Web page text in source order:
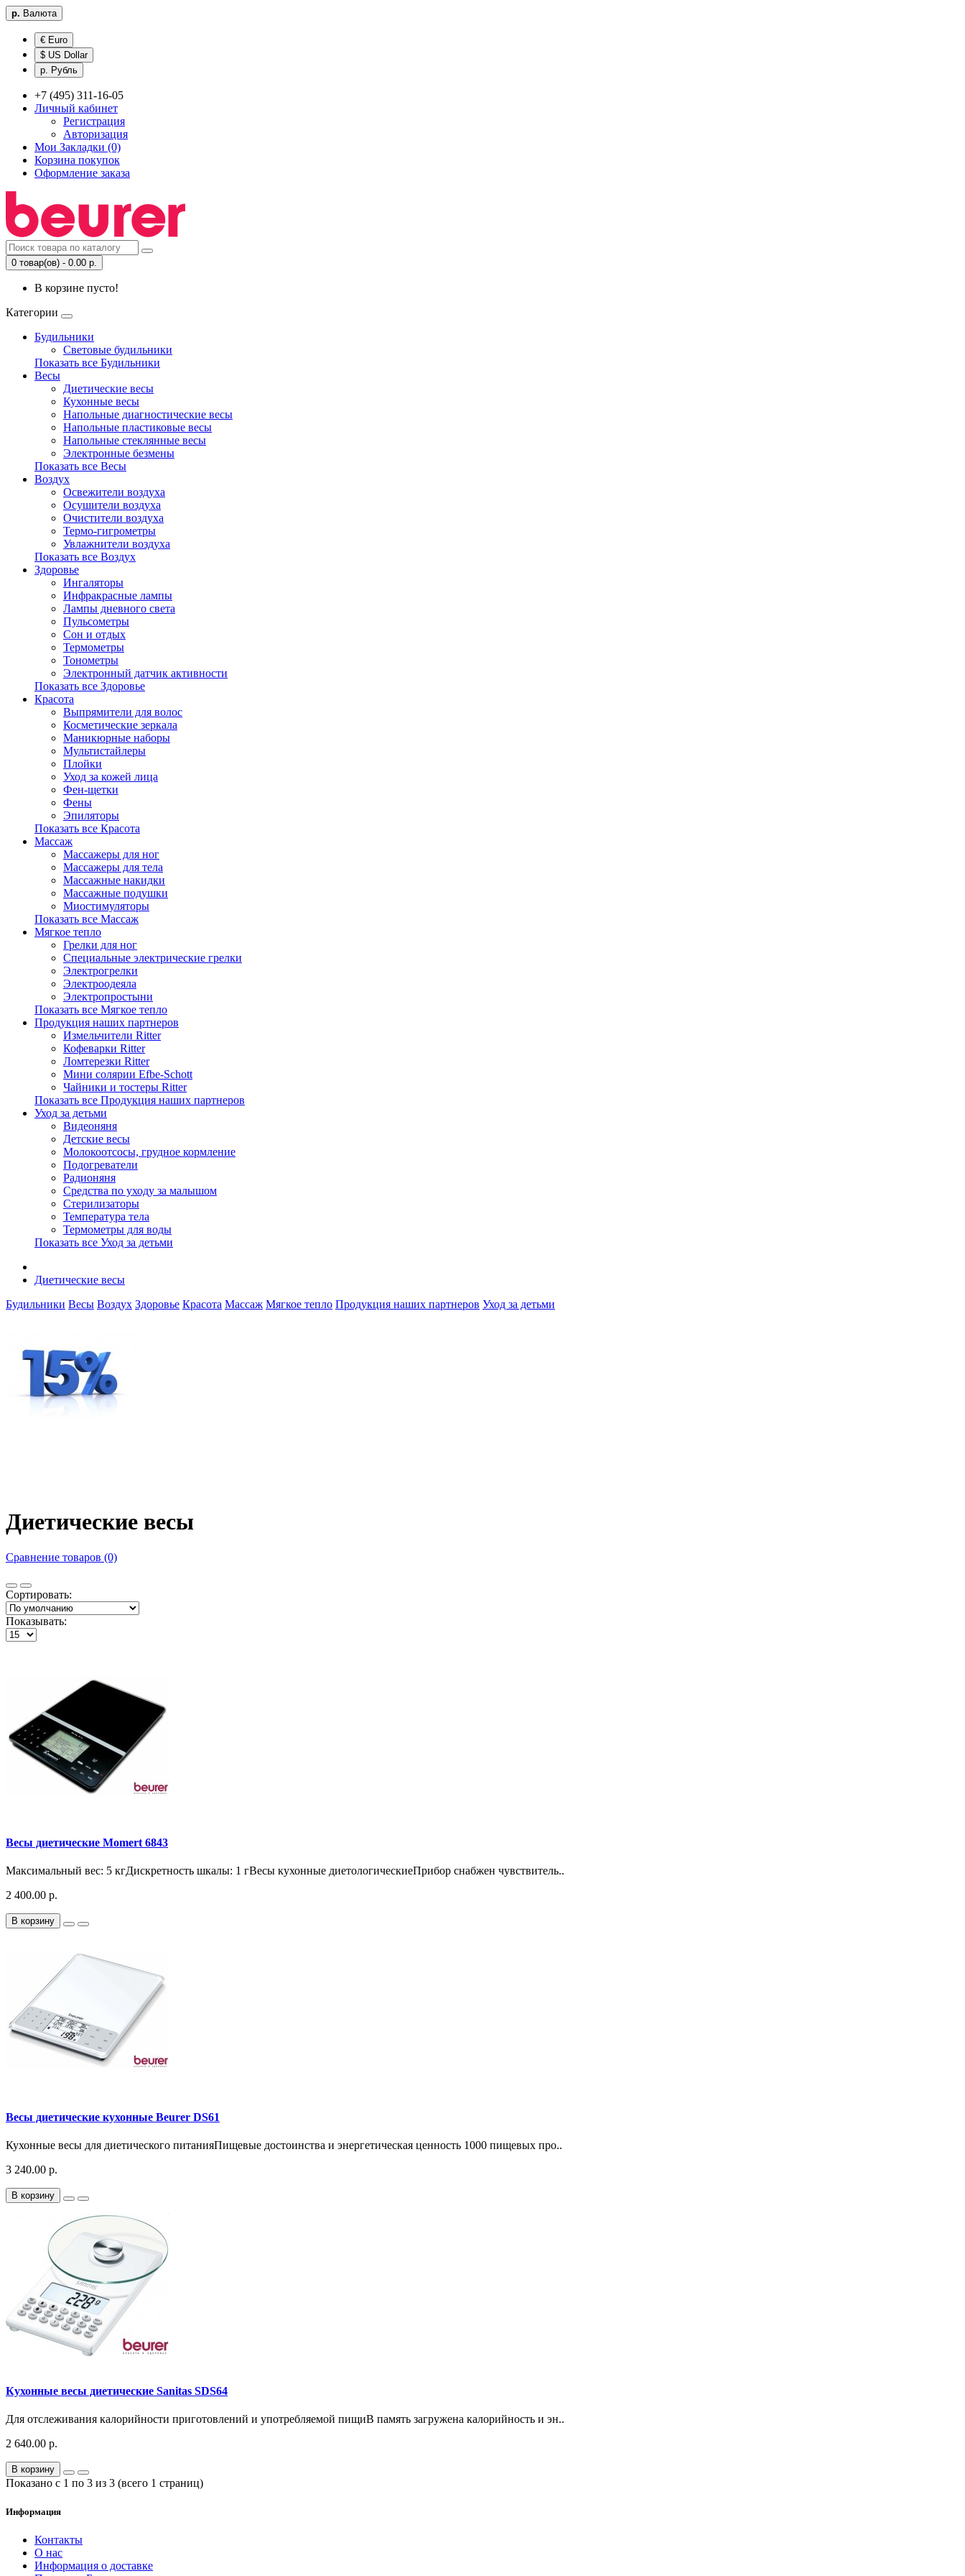
р. Валюта
€ Euro
$ US Dollar
р. Рубль
+7 (495) 311-16-05
Личный кабинет
Регистрация
Авторизация
Мои Закладки (0)
Корзина покупок
Оформление заказа
0 товар(ов) - 0.00 р.
В корзине пусто!
Категории
Будильники
Световые будильники
Показать все Будильники
Весы
Диетические весы
Кухонные весы
Напольные диагностические весы
Напольные пластиковые весы
Напольные стеклянные весы
Электронные безмены
Показать все Весы
Воздух
Освежители воздуха
Осушители воздуха
Очистители воздуха
Термо-гигрометры
Увлажнители воздуха
Показать все Воздух
Здоровье
Ингаляторы
Инфракрасные лампы
Лампы дневного света
Пульсометры
Сон и отдых
Термометры
Тонометры
Электронный датчик активности
Показать все Здоровье
Красота
Выпрямители для волос
Косметические зеркала
Маникюрные наборы
Мультистайлеры
Плойки
Уход за кожей лица
Фен-щетки
Фены
Эпиляторы
Показать все Красота
Массаж
Массажеры для ног
Массажеры для тела
Массажные накидки
Массажные подушки
Миостимуляторы
Показать все Массаж
Мягкое тепло
Грелки для ног
Специальные электрические грелки
Электрогрелки
Электроодеяла
Электропростыни
Показать все Мягкое тепло
Продукция наших партнеров
Измельчители Ritter
Кофеварки Ritter
Ломтерезки Ritter
Мини солярии Efbe-Schott
Чайники и тостеры Ritter
Показать все Продукция наших партнеров
Уход за детьми
Видеоняня
Детские весы
Молокоотсосы, грудное кормление
Подогреватели
Радионяня
Средства по уходу за малышом
Стерилизаторы
Температура тела
Термометры для воды
Показать все Уход за детьми
Диетические весы
Будильники Весы Воздух Здоровье Красота Массаж Мягкое тепло Продукция наших партнеров Уход за детьми
Диетические весы
Сравнение товаров (0)
Сортировать:
Показывать:
Весы диетические Momert 6843
Максимальный вес: 5 кгДискретность шкалы: 1 гВесы кухонные диетологическиеПрибор снабжен чувствитель..
2 400.00 р.
В корзину
Весы диетические кухонные Beurer DS61
Кухонные весы для диетического питанияПищевые достоинства и энергетическая ценность 1000 пищевых про..
3 240.00 р.
В корзину
Кухонные весы диетические Sanitas SDS64
Для отслеживания калорийности приготовлений и употребляемой пищиВ память загружена калорийность и эн..
2 640.00 р.
В корзину
Показано с 1 по 3 из 3 (всего 1 страниц)
Информация
Контакты
О нас
Информация о доставке